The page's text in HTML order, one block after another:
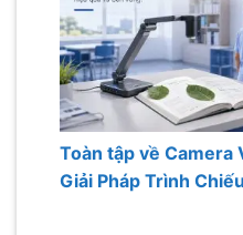
Toàn tập về Camera
Giải Pháp Trình